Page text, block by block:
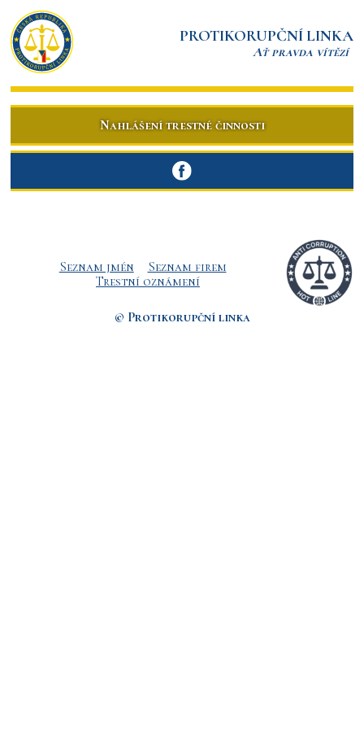
PROTIKORUPČNÍ LINKA
Ať pravda vítězí
Nahlášení trestné činnosti
Seznam jmén
Seznam firem
Trestní oznámení
© Protikorupční linka